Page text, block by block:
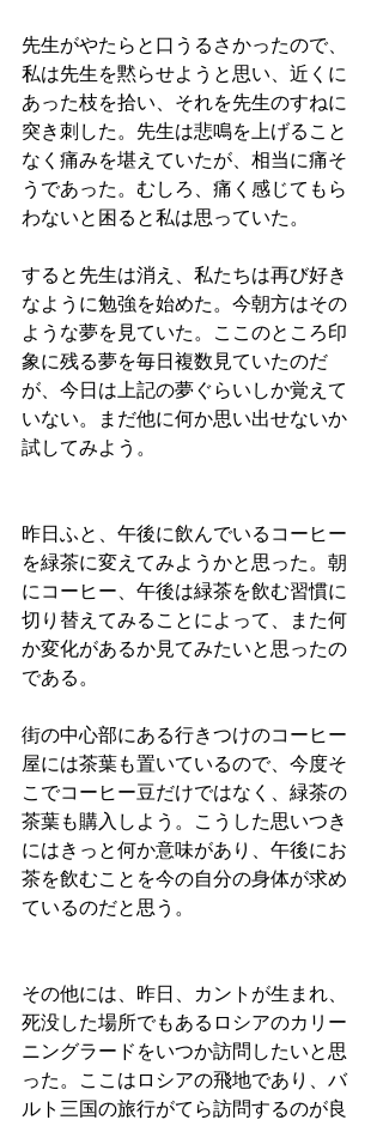
先生がやたらと口うるさかったので、
私は先生を黙らせようと思い、近くに
あった枝を拾い、それを先生のすねに
突き刺した。先生は悲鳴を上げること
なく痛みを堪えていたが、相当に痛そ
うであった。むしろ、痛く感じてもら
わないと困ると私は思っていた。
すると先生は消え、私たちは再び好き
なように勉強を始めた。今朝方はその
ような夢を見ていた。ここのところ印
象に残る夢を毎日複数見ていたのだ
が、今日は上記の夢ぐらいしか覚えて
いない。まだ他に何か思い出せないか
試してみよう。
昨日ふと、午後に飲んでいるコーヒー
を緑茶に変えてみようかと思った。朝
にコーヒー、午後は緑茶を飲む習慣に
切り替えてみることによって、また何
か変化があるか見てみたいと思ったの
である。
街の中心部にある行きつけのコーヒー
屋には茶葉も置いているので、今度そ
こでコーヒー豆だけではなく、緑茶の
茶葉も購入しよう。こうした思いつき
にはきっと何か意味があり、午後にお
茶を飲むことを今の自分の身体が求め
ているのだと思う。
その他には、昨日、カントが生まれ、
死没した場所でもあるロシアのカリー
ニングラードをいつか訪問したいと思
った。ここはロシアの飛地であり、バ
ルト三国の旅行がてら訪問するのが良